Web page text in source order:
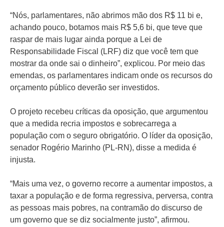
“Nós, parlamentares, não abrimos mão dos R$ 11 bi e,
achando pouco, botamos mais R$ 5,6 bi, que teve que
raspar de mais lugar ainda porque a Lei de
Responsabilidade Fiscal (LRF) diz que você tem que
mostrar da onde sai o dinheiro”, explicou. Por meio das
emendas, os parlamentares indicam onde os recursos do
orçamento público deverão ser investidos.
O projeto recebeu críticas da oposição, que argumentou
que a medida recria impostos e sobrecarrega a
população com o seguro obrigatório. O líder da oposição,
senador Rogério Marinho (PL-RN), disse a medida é
injusta.
“Mais uma vez, o governo recorre a aumentar impostos, a
taxar a população e de forma regressiva, perversa, contra
as pessoas mais pobres, na contramão do discurso de
um governo que se diz socialmente justo”, afirmou.